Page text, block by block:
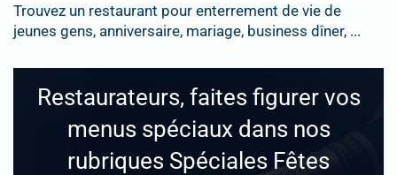
Trouvez un restaurant pour enterrement de vie de
jeunes gens, anniversaire, mariage, business dîner, ...
Restaurateurs, faites figurer vos
menus spéciaux dans nos
rubriques Spéciales Fêtes